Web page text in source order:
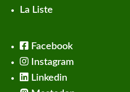
La Liste
Facebook
Instagram
Linkedin